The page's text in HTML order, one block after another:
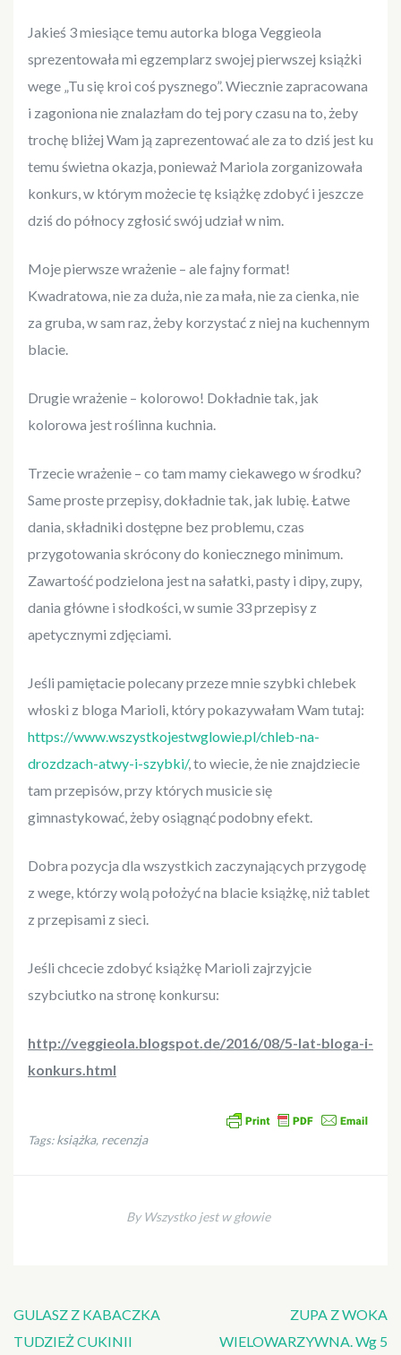
Jakieś 3 miesiące temu autorka bloga Veggieola
sprezentowała mi egzemplarz swojej pierwszej książki
wege „Tu się kroi coś pysznego”. Wiecznie zapracowana
i zagoniona nie znalazłam do tej pory czasu na to, żeby
trochę bliżej Wam ją zaprezentować ale za to dziś jest ku
temu świetna okazja, ponieważ Mariola zorganizowała
konkurs, w którym możecie tę książkę zdobyć i jeszcze
dziś do północy zgłosić swój udział w nim.
Moje pierwsze wrażenie – ale fajny format!
Kwadratowa, nie za duża, nie za mała, nie za cienka, nie
za gruba, w sam raz, żeby korzystać z niej na kuchennym
blacie.
Drugie wrażenie – kolorowo! Dokładnie tak, jak
kolorowa jest roślinna kuchnia.
Trzecie wrażenie – co tam mamy ciekawego w środku?
Same proste przepisy, dokładnie tak, jak lubię. Łatwe
dania, składniki dostępne bez problemu, czas
przygotowania skrócony do koniecznego minimum.
Zawartość podzielona jest na sałatki, pasty i dipy, zupy,
dania główne i słodkości, w sumie 33 przepisy z
apetycznymi zdjęciami.
Jeśli pamiętacie polecany przeze mnie szybki chlebek
włoski z bloga Marioli, który pokazywałam Wam tutaj:
https://www.wszystkojestwglowie.pl/chleb-na-
drozdzach-atwy-i-szybki/, to wiecie, że nie znajdziecie
tam przepisów, przy których musicie się
gimnastykować, żeby osiągnąć podobny efekt.
Dobra pozycja dla wszystkich zaczynających przygodę
z wege, którzy wolą położyć na blacie książkę, niż tablet
z przepisami z sieci.
Jeśli chcecie zdobyć książkę Marioli zajrzyjcie
szybciutko na stronę konkursu:
http://veggieola.blogspot.de/2016/08/5-lat-bloga-i-
konkurs.html
Tags:książka, recenzja
By Wszystko jest w głowie
Nawigacja
wpisu
GULASZ Z KABACZKA
TUDZIEŻ CUKINII
ZUPA Z WOKA
WIELOWARZYWNA. Wg 5